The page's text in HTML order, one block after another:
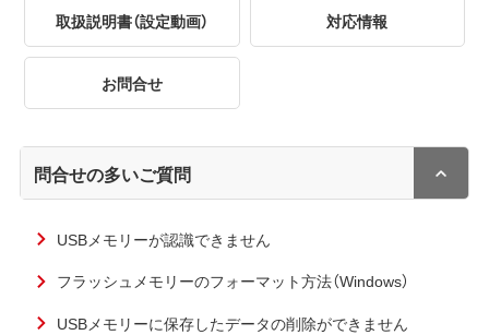
取扱説明書（設定動画） 対応情報
お問合せ
問合せの多いご質問
USBメモリーが認識できません
フラッシュメモリーのフォーマット方法（Windows）
USBメモリーに保存したデータの削除ができません